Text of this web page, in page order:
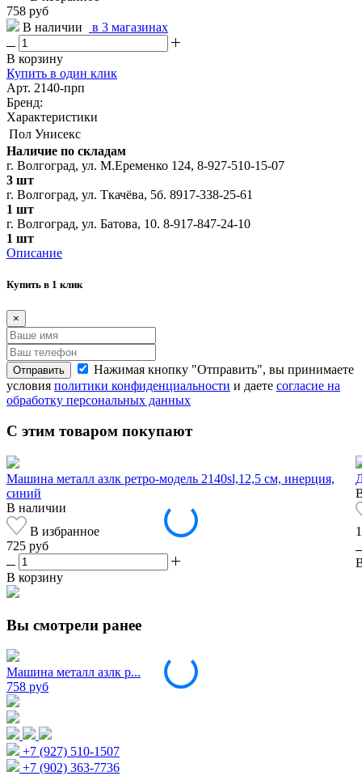
758 руб
В наличии
в 3 магазинах
В корзину
Купить в один клик
Арт. 2140-прп
Бренд:
Характеристики
Пол Унисекс
Наличие по складам
г. Волгоград, ул. М.Еременко 124, 8-927-510-15-07
3 шт
г. Волгоград, ул. Ткачёва, 5б. 8917-338-25-61
1 шт
г. Волгоград, ул. Батова, 10. 8-917-847-24-10
1 шт
Описание
Купить в 1 клик
×
Отправить
Нажимая кнопку "Отправить", вы принимаете
условия политики конфиденциальности и даете согласие на
обработку персональных данных
С этим товаром покупают
Машина металл азлк ретро-модель 2140sl,12,5 см, инерция,
синий
В наличии
В избранное
725 руб
В корзину
Вы смотрели ранее
Машина металл азлк р...
758 руб
+7 (927) 510-1507
+7 (902) 363-7736